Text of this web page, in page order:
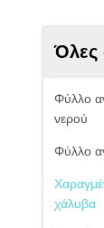
Όλες
Φύλλο
νερού
Φύλλο
χάλυβα